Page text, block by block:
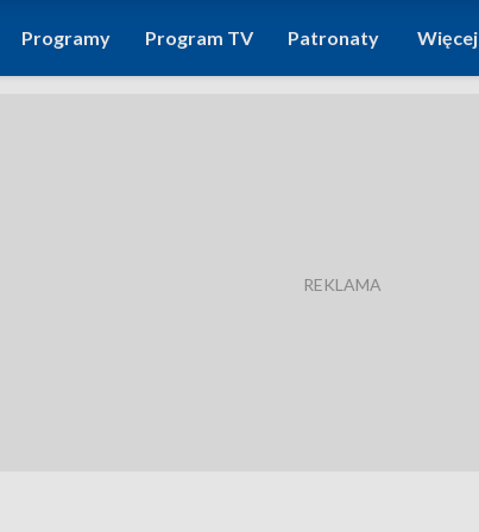
Programy Program TV Patronaty Więcej